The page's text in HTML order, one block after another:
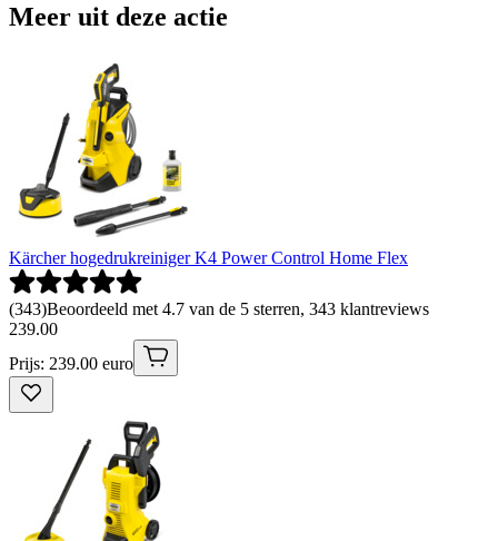
Meer uit deze actie
Kärcher hogedrukreiniger K4 Power Control Home Flex
(343)Beoordeeld met 4.7 van de 5 sterren, 343 klantreviews
239.00
Prijs: 239.00 euro